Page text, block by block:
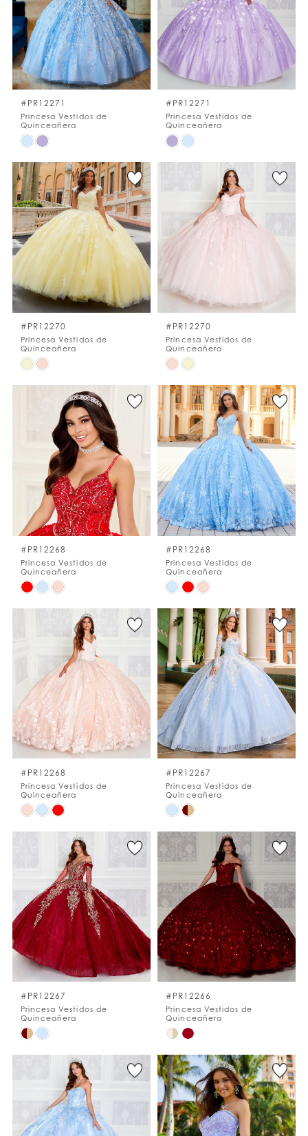
end
end
#PR12271
Princesa Vestidos de
Quinceañera
Skip
List
#b55c17b272
to
end
#PR12271
Princesa Vestidos de
Quinceañera
Skip
#6b40859ced
end
#PR12270
Princesa Vestidos de
Quinceañera
Skip
#4e63589c7b
#PR12270
Princesa Vestidos de
Quinceañera
Skip
List
#065afcffe8
to
#PR12268
Princesa Vestidos de
Quinceañera
Skip
#67cd4dad53
#PR12268
Princesa Vestidos de
Quinceañera
Skip
List
#f9d8e318c8
to
end
#PR12268
Princesa Vestidos de
Quinceañera
Skip
#fecd70a8ea
end
#PR12267
Princesa Vestidos de
Quinceañera
Skip
List
#fa8e52d835
to
end
#PR12267
Princesa Vestidos de
Quinceañera
Skip
#2d3d3d5908
end
#PR12266
Princesa Vestidos de
Quinceañera
Skip
List
#28932a148b
to
end